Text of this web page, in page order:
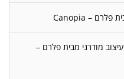
גגון Sophia לבן-לבן אופל 1X2.2 עיצוב מודרני מבית פלרם –